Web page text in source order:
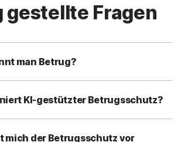
gestellte Fragen
man Betrug?
KI-gestützter Betrugsschutz?
mich der Betrugsschutz vor